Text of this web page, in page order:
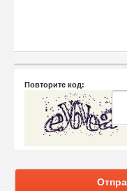
Повторите код: